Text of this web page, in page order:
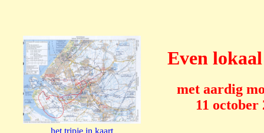
het tripje in kaart
Even
met aardig
11 october